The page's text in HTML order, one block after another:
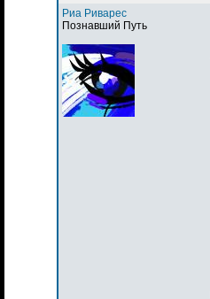
Риа Риварес
Познавший Путь